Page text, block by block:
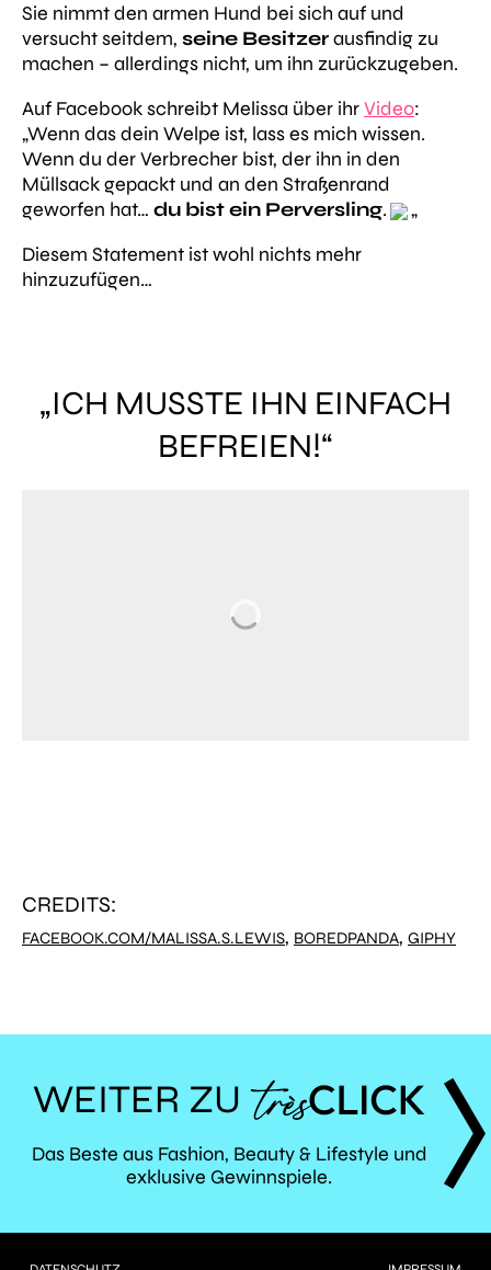
Sie nimmt den armen Hund bei sich auf und
versucht seitdem, seine Besitzerausfindig zu
machen – allerdings nicht, um ihn zurückzugeben.
Auf Facebook schreibt Melissa über ihrVideo:
„Wenn das dein Welpe ist, lass es mich wissen.
Wenn du der Verbrecher bist, der ihn in den
Müllsack gepackt und an den Straßenrand
geworfen hat… du bist ein Perversling.
„
Diesem Statement ist wohl nichts mehr
hinzuzufügen…
„ICH MUSSTE IHN EINFACH
BEFREIEN!“
CREDITS:
FACEBOOK.COM/MALISSA.S.LEWIS, BOREDPANDA, GIPHY
WEITER ZU
TRÈS
CLICK
Das Beste aus Fashion, Beauty & Lifestyle und
exklusive Gewinnspiele.